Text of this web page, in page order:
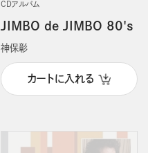
CDアルバム
JIMBO de JIMBO 80's
神保彰
カートに入れる